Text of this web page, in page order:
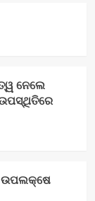
ନେଲେ
ଉପସ୍ଥିତିରେ
ଉପଲକ୍ଷେ